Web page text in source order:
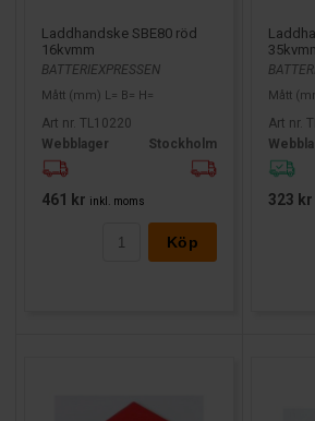
Laddhandske SBE80 röd
16kvmm
BATTERIEXPRESSEN
Mått (mm) L= B= H=
Art nr. TL10220
Webblager
Stockholm
461 kr inkl. moms
Köp
Mått
Art nr.
323 kr